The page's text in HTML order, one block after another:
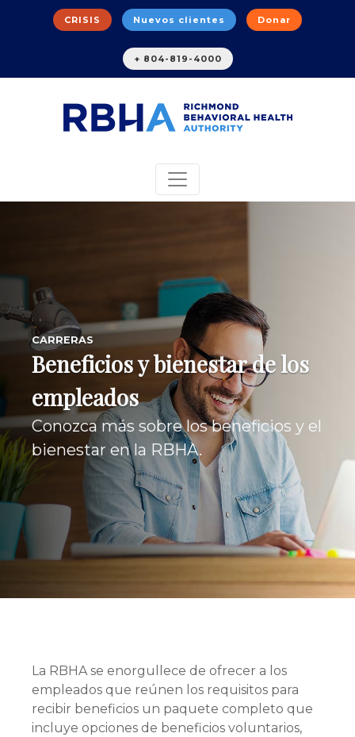
CRISIS Nuevos clientes Donar
+ 804-819-4000
CARRERAS
Beneficios y bienestar de los
empleados
Conozca más sobre los beneficios y el
bienestar en la RBHA.
La RBHA se enorgullece de ofrecer a los
empleados que reúnen los requisitos para
recibir beneficios un paquete completo que
incluye opciones de beneficios voluntarios,